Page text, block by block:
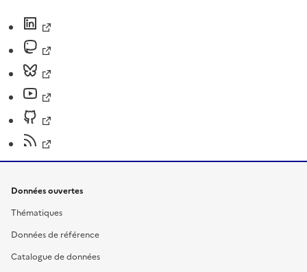
Données ouvertes
Thématiques
Données de référence
Catalogue de données